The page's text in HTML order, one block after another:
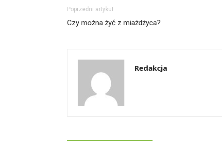
Poprzedni artykuł
Czy można żyć z miażdżyca?
Redakcja